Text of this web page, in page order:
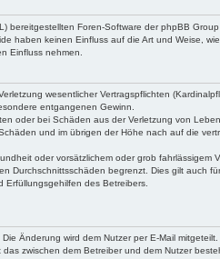
Foren-Software der phpBB
haben keinen Einfluss auf die Art und Weise,
Einfluss nehmen.
wesentlicher Vertragspflichten
entgangenen Gewinn.
oder bei Schäden aus der Verletzung von
und im übrigen der Höhe nach auf die
oder vorsätzlichem oder grob fahrlässigem
Durchschnittsschäden begrenzt. Dies gilt auch
des Betreibers.
Änderung wird dem Nutzer per E-Mail mitgeteilt.
zwischen dem Betreiber und dem Nutzer